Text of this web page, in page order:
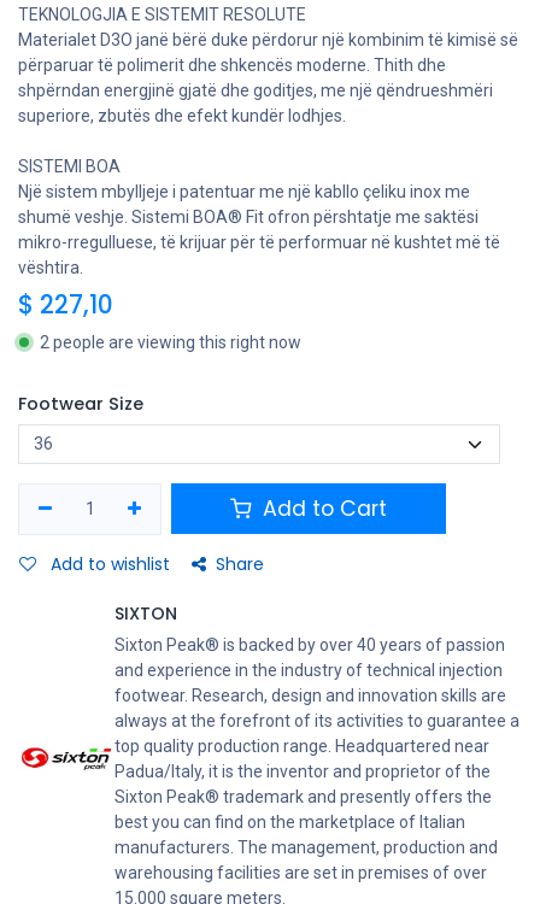
TEKNOLOGJIA E SISTEMIT RESOLUTE
Materialet D3O janë bërë duke përdorur një kombinim të kimisë së
përparuar të polimerit dhe shkencës moderne. Thith dhe
shpërndan energjinë gjatë dhe goditjes, me një qëndrueshmëri
superiore, zbutës dhe efekt kundër lodhjes.
SISTEMI BOA
Një sistem mbylljeje i patentuar me një kabllo çeliku inox me
shumë veshje. Sistemi BOA® Fit ofron përshtatje me saktësi
mikro-rregulluese, të krijuar për të performuar në kushtet më të
vështira.
$ 227,10
2 people are viewing this right now
Footwear Size
Add to Cart
Add to wishlist Share
SIXTON
Sixton Peak® is backed by over 40 years of passion
and experience in the industry of technical injection
footwear. Research, design and innovation skills are
always at the forefront of its activities to guarantee a
top quality production range. Headquartered near
Padua/Italy, it is the inventor and proprietor of the
Sixton Peak® trademark and presently offers the
best you can find on the marketplace of Italian
manufacturers. The management, production and
warehousing facilities are set in premises of over
15.000 square meters.